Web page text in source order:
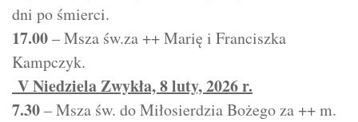
dni po śmierci.
17.00– Msza św.za ++ Marię i Franciszka
Kampczyk.
V Niedziela Zwykła, 8 luty, 2026 r.
7.30– Msza św. do Miłosierdzia Bożego za ++ m.